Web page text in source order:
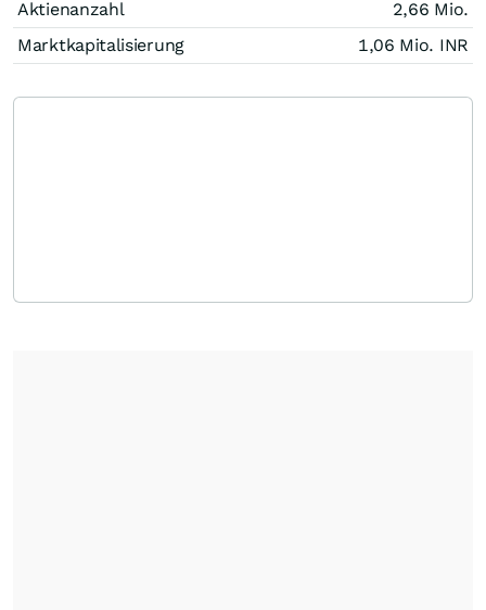
Aktienanzahl
2,66 Mio.
Marktkapitalisierung
1,06 Mio. INR